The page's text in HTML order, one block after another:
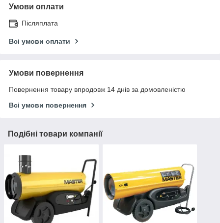
Умови оплати
Післяплата
Всі умови оплати
Умови повернення
Повернення товару впродовж 14 днів за домовленістю
Всі умови повернення
Подібні товари компанії